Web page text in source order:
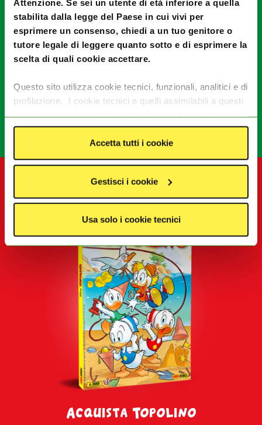
Attenzione. Se sei un utente di età inferiore a quella
stabilita dalla legge del Paese in cui vivi per
esprimere un consenso, chiedi a un tuo genitore o
tutore legale di leggere quanto sotto e di esprimere la
scelta di quali cookie accettare.
Questo sito utilizza cookie tecnici, funzionali, analitici e di
profilazione. I cookie tecnici e quelli assimilabili a questi
sono sempre presenti. I cookie funzionali e analitici
consentono di migliorare le funzionalità del sito
monitorando l’utilizzo del sito stesso. I cookie di
profilazione e le tecnologie assimilabili, quali pixel e tag,
agli interessi degli utenti. I dati da essi generati possono
essere condivisi con terze parti tra cui Google, Facebook
Accetta tutti i cookie”
. Se vuoi invece differenziare le
tue preferenze o negare il consenso clicca su
“Usa solo i cookie tecnici”. Cliccando su
"Usa solo i Cookie tecnici"o sullaXdi chiusura di
questo banner in alto a destra nessun’altra tipologia di
cookie verrà settata. Infine, se vuoi avere maggiori
informazioni, leggi la nostraCookie Policy
Accetta tutti i cookie
Gestisci i cookie
Usa solo i cookie tecnici
CLICCA QUI!
Condividi con un amico:
Acquista Topolino